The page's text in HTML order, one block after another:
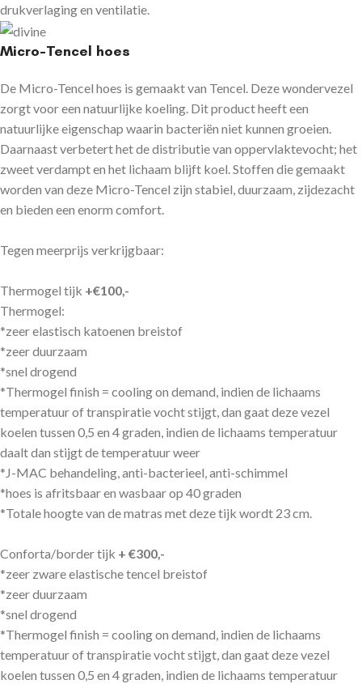
drukverlaging en ventilatie.
Micro-Tencel hoes
De Micro-Tencel hoes is gemaakt van Tencel. Deze wondervezel
zorgt voor een natuurlijke koeling. Dit product heeft een
natuurlijke eigenschap waarin bacteriën niet kunnen groeien.
Daarnaast verbetert het de distributie van oppervlaktevocht; het
zweet verdampt en het lichaam blijft koel. Stoffen die gemaakt
worden van deze Micro-Tencel zijn stabiel, duurzaam, zijdezacht
en bieden een enorm comfort.
Tegen meerprijs verkrijgbaar:
Thermogel tijk +€100,-
Thermogel:
*zeer elastisch katoenen breistof
*zeer duurzaam
*snel drogend
*Thermogel finish = cooling on demand, indien de lichaams
temperatuur of transpiratie vocht stijgt, dan gaat deze vezel
koelen tussen 0,5 en 4 graden, indien de lichaams temperatuur
daalt dan stijgt de temperatuur weer
*J-MAC behandeling, anti-bacterieel, anti-schimmel
*hoes is afritsbaar en wasbaar op 40 graden
*Totale hoogte van de matras met deze tijk wordt 23 cm.
Conforta/border tijk + €300,-
*zeer zware elastische tencel breistof
*zeer duurzaam
*snel drogend
*Thermogel finish = cooling on demand, indien de lichaams
temperatuur of transpiratie vocht stijgt, dan gaat deze vezel
koelen tussen 0,5 en 4 graden, indien de lichaams temperatuur